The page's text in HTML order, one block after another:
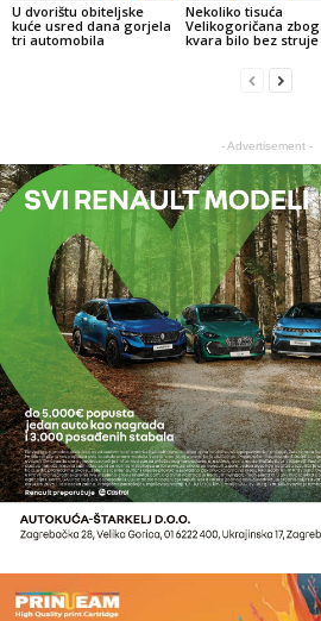
U dvorištu obiteljske
kuće usred dana gorjela
tri automobila
Nekoliko tisuća
Velikogoričana zbog
kvara bilo bez struje
- Advertisement -